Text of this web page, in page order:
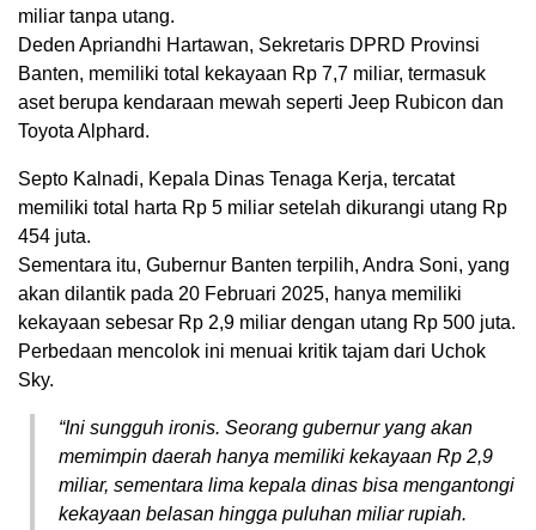
miliar tanpa utang.
Deden Apriandhi Hartawan, Sekretaris DPRD Provinsi
Banten, memiliki total kekayaan Rp 7,7 miliar, termasuk
aset berupa kendaraan mewah seperti Jeep Rubicon dan
Toyota Alphard.
Septo Kalnadi, Kepala Dinas Tenaga Kerja, tercatat
memiliki total harta Rp 5 miliar setelah dikurangi utang Rp
454 juta.
Sementara itu, Gubernur Banten terpilih, Andra Soni, yang
akan dilantik pada 20 Februari 2025, hanya memiliki
kekayaan sebesar Rp 2,9 miliar dengan utang Rp 500 juta.
Perbedaan mencolok ini menuai kritik tajam dari Uchok
Sky.
“Ini sungguh ironis. Seorang gubernur yang akan
memimpin daerah hanya memiliki kekayaan Rp 2,9
miliar, sementara lima kepala dinas bisa mengantongi
kekayaan belasan hingga puluhan miliar rupiah.